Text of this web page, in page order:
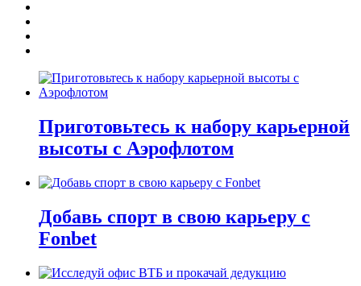
Приготовьтесь к набору карьерной
высоты с Аэрофлотом
Добавь спорт в свою карьеру с
Fonbet